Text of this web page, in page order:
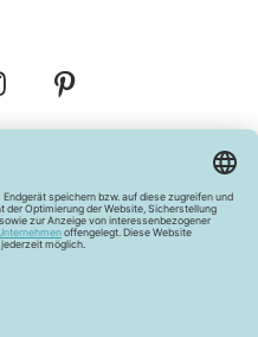
Vertrag widerrufen